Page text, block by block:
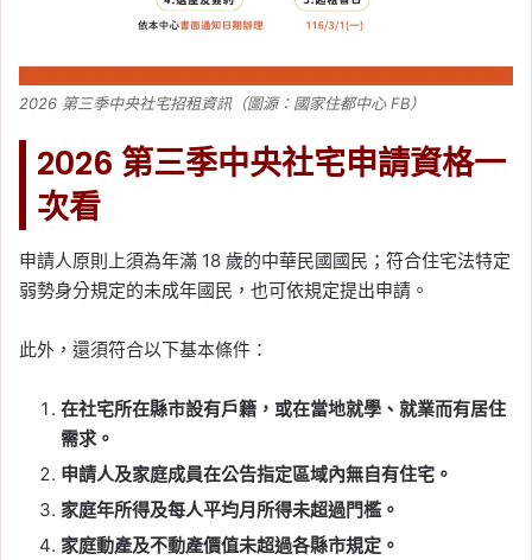
2026 第三季中央社宅招租資訊（圖源：國家住都中心 FB）
2026 第三季中央社宅申請資格一
次看
申請人原則上須為年滿 18 歲的中華民國國民；符合住宅法特定
弱勢身分規定的未成年國民，也可依規定提出申請。
此外，還須符合以下基本條件：
在社宅所在縣市設有戶籍，或在當地就學、就業而有居住
需求。
申請人及家庭成員在公告指定區域內無自有住宅。
家庭年所得及每人平均月所得未超過門檻。
家庭動產及不動產價值未超過各縣市規定。